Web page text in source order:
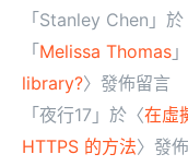
「 Stanley Chen 」
「 Melissa Thomas
library?〉發佈留言
「 夜行17 」於〈在虛
HTTPS 的方法〉發